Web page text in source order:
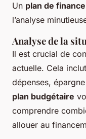
Un plan de
l’analyse
Analyse de la
Il est crucial de
actuelle. Cela
dépenses,
plan budgétaire
comprendre
allouer au